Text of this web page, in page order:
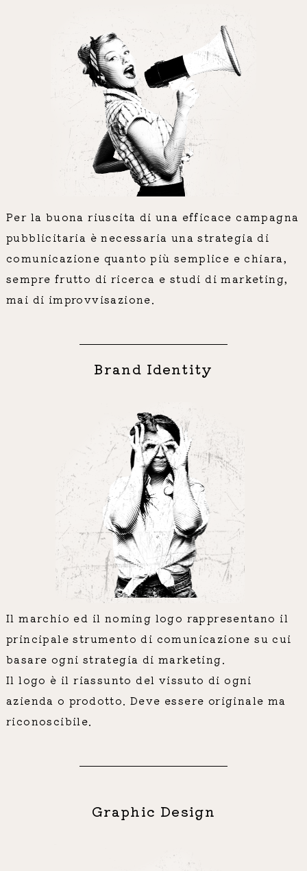
Per la buona riuscita di una efficace campagna
pubblicitaria è necessaria una strategia di
comunicazione quanto più semplice e chiara,
sempre frutto di ricerca e studi di marketing,
mai di improvvisazione.
Brand Identity
Il marchio ed il noming logo rappresentano il
principale strumento di comunicazione su cui
basare ogni strategia di marketing.
Il logo è il riassunto del vissuto di ogni
azienda o prodotto. Deve essere originale ma
riconoscibile.
Graphic Design